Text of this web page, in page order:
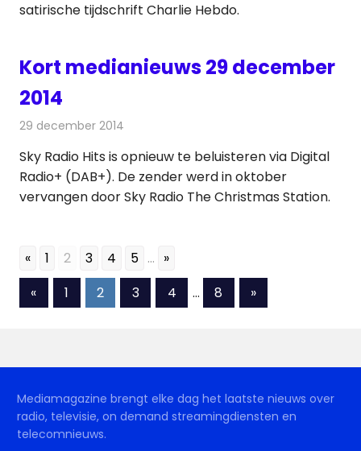
satirische tijdschrift Charlie Hebdo.
Kort medianieuws 29 december
2014
29 december 2014
Sky Radio Hits is opnieuw te beluisteren via Digital
Radio+ (DAB+). De zender werd in oktober
vervangen door Sky Radio The Christmas Station.
« 1 2 3 4 5 ... »
Berichten
«Vorige
berichten
1 2 3 4 … 8
Volgende
berichten
»
Mediamagazine brengt elke dag het laatste nieuws over
radio, televisie, on demand streamingdiensten en
telecomnieuws.